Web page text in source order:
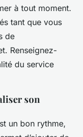
à tout moment.
tant que vous
de
Renseignez-
du service
son
un bon rythme,